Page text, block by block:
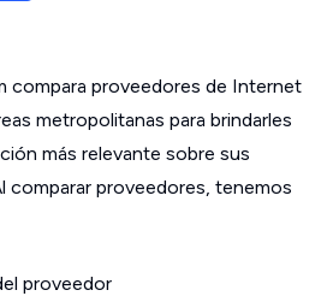
compara proveedores de Internet
metropolitanas para brindarles
más relevante sobre sus
comparar proveedores, tenemos
proveedor